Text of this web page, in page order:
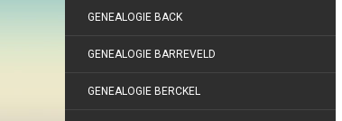
GENEALOGIE BACK
GENEALOGIE BARREVELD
GENEALOGIE BERCKEL